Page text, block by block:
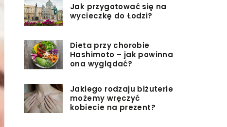
Jak przygotować się na
wycieczkę do Łodzi?
Dieta przy chorobie
Hashimoto – jak powinna
ona wyglądać?
Jakiego rodzaju biżuterie
możemy wręczyć
kobiecie na prezent?